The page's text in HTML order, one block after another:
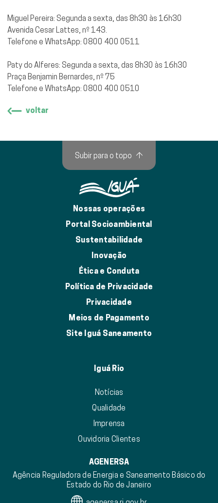
Miguel Pereira: Segunda a sexta, das 8h30 às 16h30
Avenida Cesar Lattes, nº 143.
Telefone e WhatsApp: 0800 400 0511
Paty do Alferes: Segunda a sexta, das 8h30 às 16h30
Praça Benjamin Bernardes, nº 75
Telefone e WhatsApp: 0800 400 0510
voltar
Nossas operações
Portal Socioambiental
Sustentabilidade
Inovação
Ética e Conduta
Política de Privacidade
Privacidade
Meios de Pagamento
Site Iguá Saneamento
Iguá Rio
Notícias
Qualidade
Imprensa
Ouvidoria Clientes
AGENERSA
Agência Reguladora de Energia e Saneamento Básico do
Estado do Rio de Janeiro
Subir para o topo ↑